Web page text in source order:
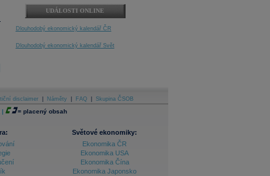
UDÁLOSTI ONLINE
Dlouhodobý ekonomický kalendář ČR
Dlouhodobý ekonomický kalendář Svět
disclaimer Náměty FAQ Skupina ČSOB
| = placený obsah
Světové ekonomiky:
Ekonomika ČR
Ekonomika USA
Ekonomika Čína
Ekonomika Japonsko